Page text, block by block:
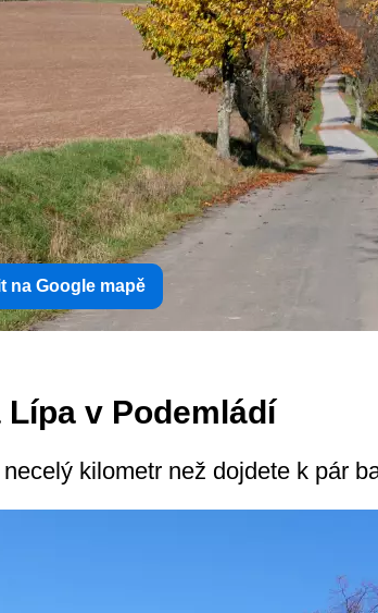
na Google mapě
Lípa v Podemládí
kilometr než dojdete k pár